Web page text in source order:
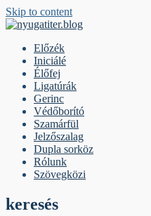
Skip to content
Előzék
Iniciálé
Élőfej
Ligatúrák
Gerinc
Védőborító
Szamárfül
Jelzőszalag
Dupla sorköz
Rólunk
Szövegközi
keresés